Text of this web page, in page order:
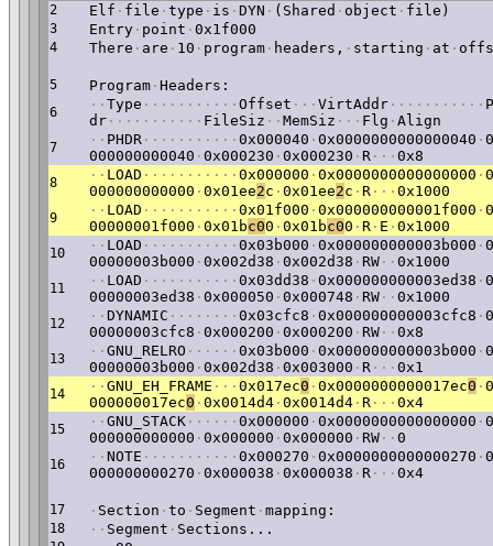
2
Elf · file · type · is · DYN · (Shared · object · file)
3 Entry · point · 0x1f000
4 There · are · 10 · program · headers, · starting · at ·
5 Program · Headers:
6 · · Type · · · · · · · · · · · Offset · · · VirtAddr · · · · · · · · · · ·
dr · · · · · · · · · · · FileSiz · · MemSiz · · · Flg · Align
7 · · PHDR · · · · · · · · · · · 0x000040 · 0x0000000000000040 ·
000000000040 · 0x000230 · 0x000230 · R · · · 0x8
8 · · LOAD · · · · · · · · · · · 0x000000 · 0x0000000000000000 ·
000000000000 · 0x01ee2c · 0x01ee2c · R · · · 0x1000
9 · · LOAD · · · · · · · · · · · 0x01f000 · 0x000000000001f000 ·
00000001f000 · 0x01bc00 · 0x01bc00 · R · E · 0x1000
10 · · LOAD · · · · · · · · · · · 0x03b000 · 0x000000000003b000 ·
00000003b000 · 0x002d38 · 0x002d38 · RW · · 0x1000
11 · · LOAD · · · · · · · · · · · 0x03dd38 · 0x000000000003ed38 ·
00000003ed38 · 0x000050 · 0x000748 · RW · · 0x1000
12 · · DYNAMIC · · · · · · · · 0x03cfc8 · 0x000000000003cfc8 ·
00000003cfc8 · 0x000200 · 0x000200 · RW · · 0x8
13 · · GNU_RELRO · · · · · · 0x03b000 · 0x000000000003b000 ·
00000003b000 · 0x002d38 · 0x003000 · R · · · 0x1
14 · · GNU_EH_FRAME · · · 0x017ec0 · 0x0000000000017ec0 ·
000000017ec0 · 0x0014d4 · 0x0014d4 · R · · · 0x4
15 · · GNU_STACK · · · · · · 0x000000 · 0x0000000000000000 ·
000000000000 · 0x000000 · 0x000000 · RW · · 0
16 · · NOTE · · · · · · · · · · · 0x000270 · 0x0000000000000270 ·
000000000270 · 0x000038 · 0x000038 · R · · · 0x4
17 · Section · to · Segment · mapping:
18 · · Segment · Sections...